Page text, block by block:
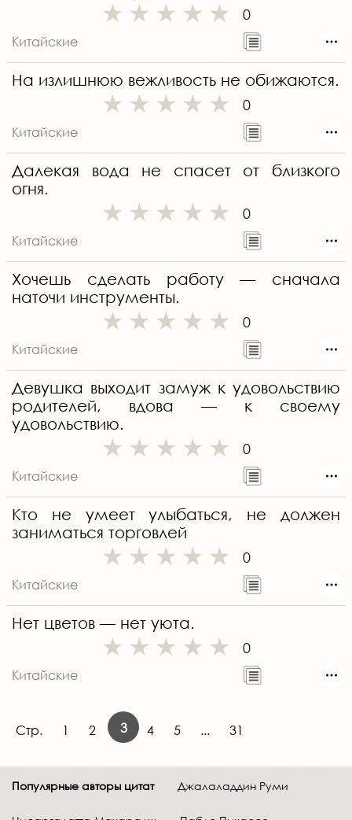
0
Китайские
На излишнюю вежливость не обижаются.
0
Китайские
Далекая вода не спасет от близкого
огня.
0
Китайские
Хочешь сделать работу — сначала
наточи инструменты.
0
Китайские
Девушка выходит замуж к удовольствию
родителей, вдова — к своему
удовольствию.
0
Китайские
Кто не умеет улыбаться, не должен
заниматься торговлей
0
Китайские
Нет цветов — нет уюта.
0
Китайские
Стр. 1 2 3 4 5 ... 31
Популярные авторы цитат Джалаладдин Руми